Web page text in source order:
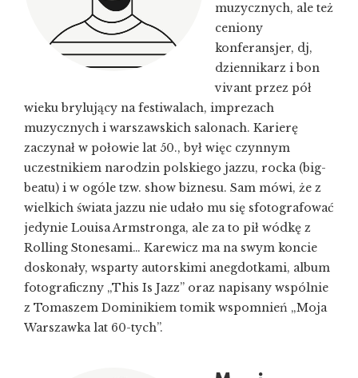
muzycznych, ale też
ceniony
konferansjer, dj,
dziennikarz i bon
vivant przez pół
wieku brylujący na festiwalach, imprezach
muzycznych i warszawskich salonach. Karierę
zaczynał w połowie lat 50., był więc czynnym
uczestnikiem narodzin polskiego jazzu, rocka (big-
beatu) i w ogóle tzw. show biznesu. Sam mówi, że z
wielkich świata jazzu nie udało mu się sfotografować
jedynie Louisa Armstronga, ale za to pił wódkę z
Rolling Stonesami… Karewicz ma na swym koncie
doskonały, wsparty autorskimi anegdotkami, album
fotograficzny „This Is Jazz” oraz napisany wspólnie
z Tomaszem Dominikiem tomik wspomnień „Moja
Warszawka lat 60-tych”.